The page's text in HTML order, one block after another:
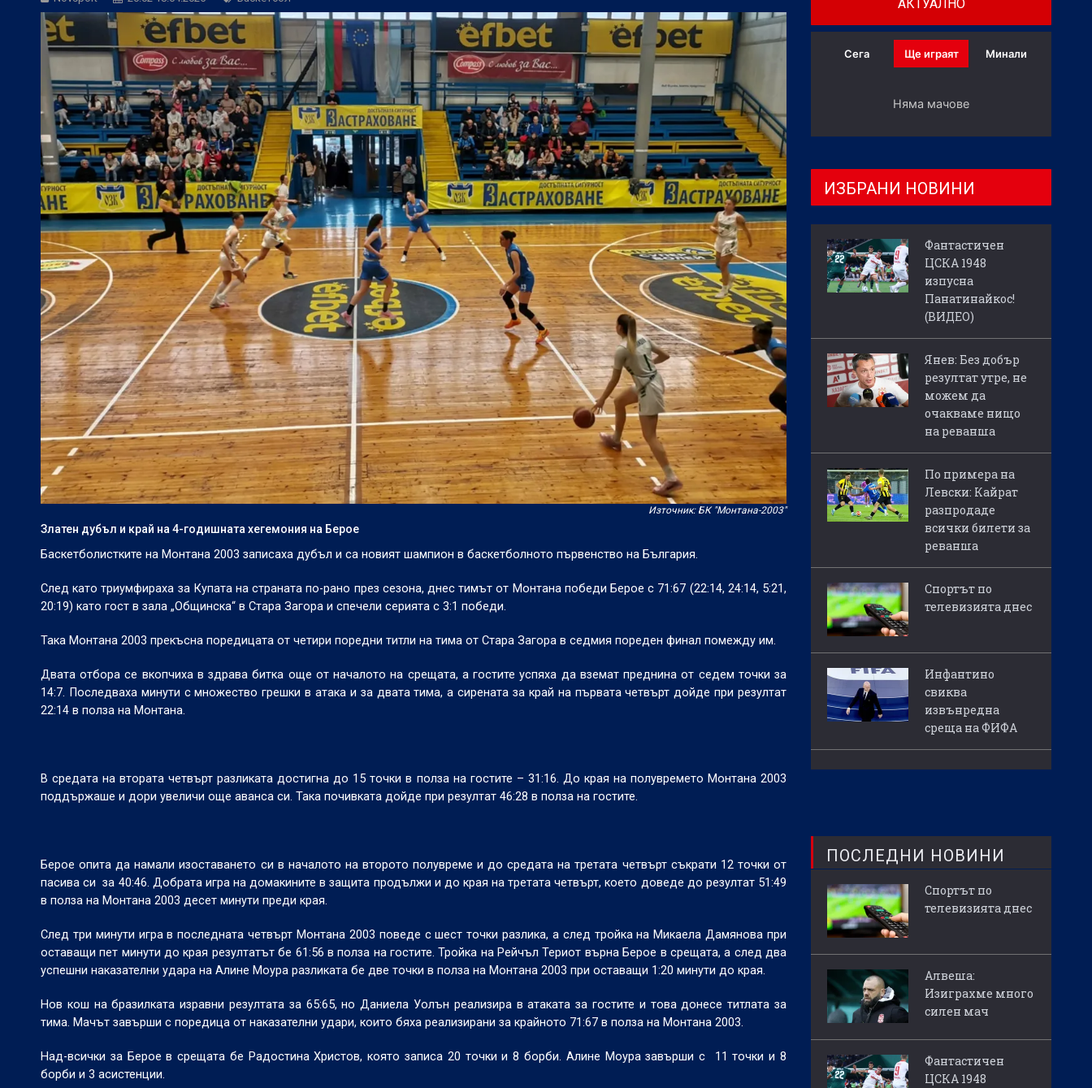
БГ Футбол:Янев: Без добър резултат утре, не можем да очакваме нищо на реванша
БГ Футбол:По примера на Левски: Кайрат разпродаде всички билети за реванша
Източник: БК "Монтана-2003"
Златен дубъл и край на 4-годишната хегемония на Берое
Баскетболистките на Монтана 2003 записаха дубъл и са новият шампион в баскетболното първенство на България.
След като триумфираха за Купата на страната по-рано през сезона, днес тимът от Монтана победи Берое с 71:67 (22:14, 24:14, 5:21,
20:19) като гост в зала „Общинска“ в Стара Загора и спечели серията с 3:1 победи.
Така Монтана 2003 прекъсна поредицата от четири поредни титли на тима от Стара Загора в седмия пореден финал помежду им.
Двата отбора се вкопчиха в здрава битка още от началото на срещата, а гостите успяха да вземат преднина от седем точки за
14:7. Последваха минути с множество грешки в атака и за двата тима, а сирената за край на първата четвърт дойде при резултат
22:14 в полза на Монтана.
В средата на втората четвърт разликата достигна до 15 точки в полза на гостите – 31:16. До края на полувремето Монтана 2003
поддържаше и дори увеличи още аванса си. Така почивката дойде при резултат 46:28 в полза на гостите.
Берое опита да намали изоставането си в началото на второто полувреме и до средата на третата четвърт съкрати 12 точки от
пасива си за 40:46. Добрата игра на домакините в защита продължи и до края на третата четвърт, което доведе до резултат 51:49
в полза на Монтана 2003 десет минути преди края.
След три минути игра в последната четвърт Монтана 2003 поведе с шест точки разлика, а след тройка на Микаела Дамянова при
оставащи пет минути до края резултатът бе 61:56 в полза на гостите. Тройка на Рейчъл Териот върна Берое в срещата, а след два
успешни наказателни удара на Алине Моура разликата бе две точки в полза на Монтана 2003 при оставащи 1:20 минути до края.
Нов кош на бразилката изравни резултата за 65:65, но Даниела Уолън реализира в атаката за гостите и това донесе титлата за
тима. Мачът завърши с поредица от наказателни удари, които бяха реализирани за крайното 71:67 в полза на Монтана 2003.
Над-всички за Берое в срещата бе Радостина Христов, която записа 20 точки и 8 борби. Алине Моура завърши с
11 точки и 8
борби и 3 асистенции.
АКТУАЛНО
Сега Ще играят Минали
Няма мачове
ИЗБРАНИ НОВИНИ
Фантастичен
ЦСКА 1948
изпусна
Панатинайкос!
(ВИДЕО)
Янев: Без добър
резултат утре, не
можем да
очакваме нищо
на реванша
По примера на
Левски: Кайрат
разпродаде
всички билети за
реванша
Спортът по
телевизията днес
Инфантино
свиква
извънредна
среща на ФИФА
ПОСЛЕДНИ НОВИНИ
Спортът по
телевизията днес
Алвеша:
Изиграхме много
силен мач
Фантастичен
ЦСКА 1948